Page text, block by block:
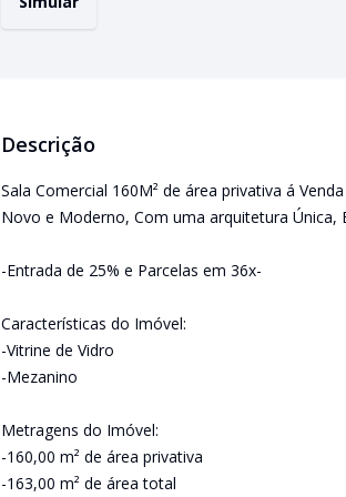
Descrição
Sala Comercial 160M² de área privativa á
Novo e Moderno, Com uma arquitetura
-Entrada de 25% e Parcelas em 36x-
Características do Imóvel:
-Vitrine de Vidro
-Mezanino
Metragens do Imóvel:
-160,00 m² de área privativa
-163,00 m² de área total